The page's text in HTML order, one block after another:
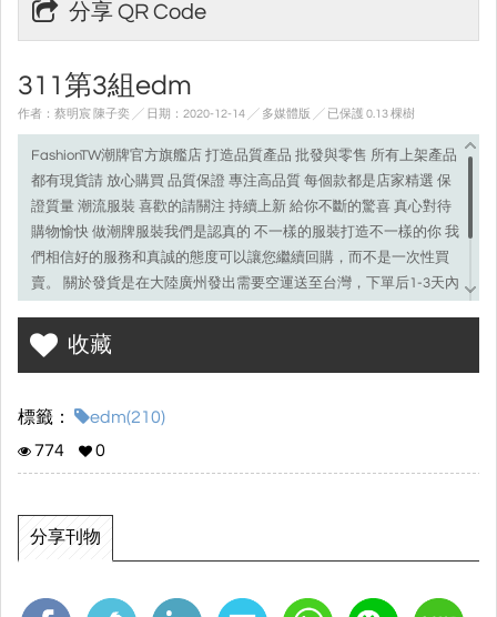
分享 QR Code
311第3組edm
作者：蔡明宸 陳子奕 ╱ 日期：2020-12-14 ╱ 多媒體版 ╱ 已保護 0.13 棵樹
FashionTW潮牌官方旗艦店 打造品質產品 批發與零售 所有上架產品
都有現貨請 放心購買 品質保證 專注高品質 每個款都是店家精選 保
證質量 潮流服裝 喜歡的請關注 持續上新 給你不斷的驚喜 真心對待
購物愉快 做潮牌服裝我們是認真的 不一樣的服裝打造不一樣的你 我
們相信好的服務和真誠的態度可以讓您繼續回購，而不是一次性買
賣。 關於發貨是在大陸廣州發出需要空運送至台灣，下單后1-3天內
續。 請客戶預留足夠的時間，以免耽誤您寶貴的時間，不接急單。
另外換貨退貨需要自行負責運費哦，麻煩看好尺寸下標 謝謝
收藏
標籤：
edm(210)
774
0
分享刊物